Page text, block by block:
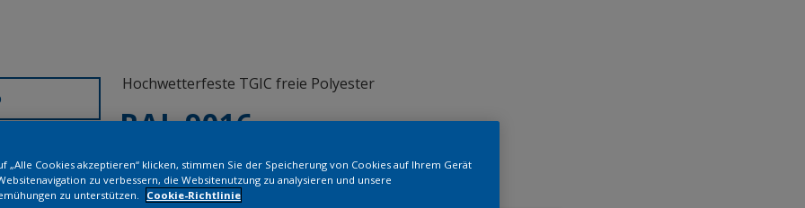
Hochwetterfeste TGIC freie Polyester
RAL 9016
1A316I
„Alle Cookies akzeptieren“ klicken, stimmen Sie der Speicherung von Cookies auf Ihrem Gerät
zu verbessern, die Websitenutzung zu analysieren und unsere
zu unterstützen.
Cookie-Richtlinie